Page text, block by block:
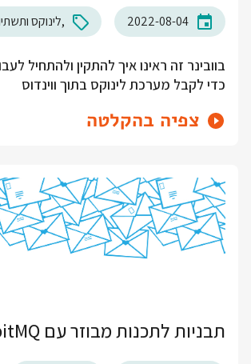
2022-08-04 לינוקס
כדי לקבל מערכת לינוקס בתוך ווינדוס
צפיה בהקלטה
תבניות לתכנות מבוזר עם RabbitMQ